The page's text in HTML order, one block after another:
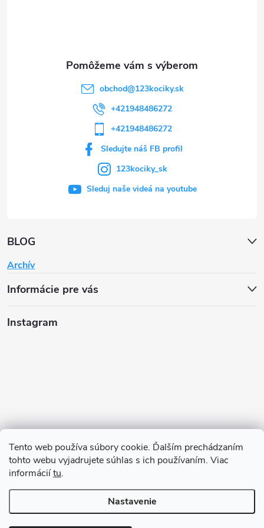
Tento web používa súbory cookie. Ďalším prechádzaním
tohto webu vyjadrujete súhlas s ich používaním. Viac
informáciítu.
Nastavenie
BLOG
Archív
Informácie pre vás
obchod@123kociky.sk
+421948486272
+421948486272
Sledujte náš FB profil
123kociky_sk
Sleduj naše videá na youtube
Instagram
Sledovať na Instagrame